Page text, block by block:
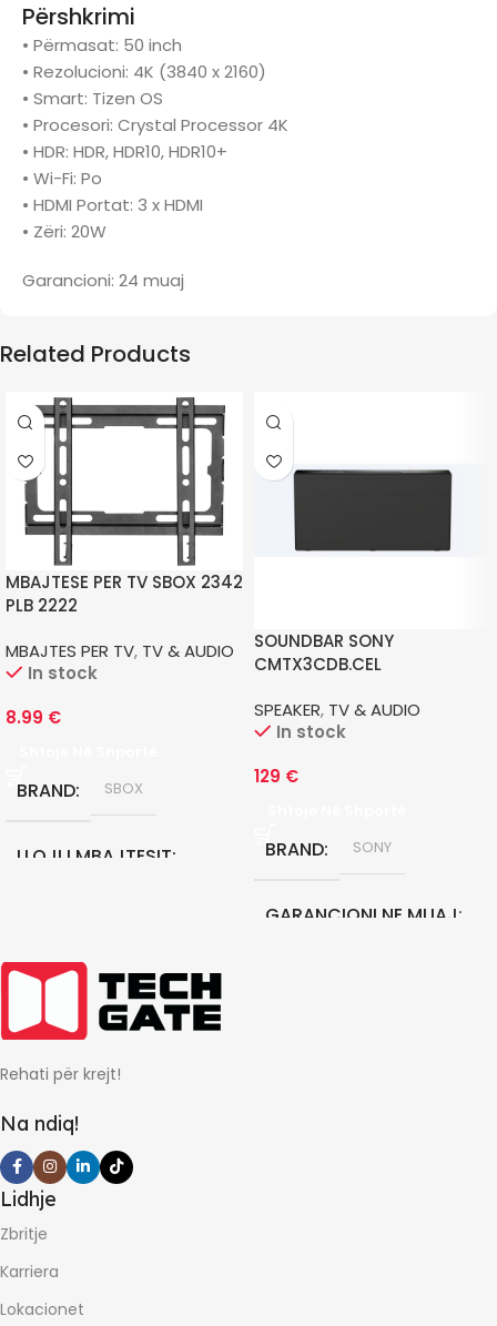
Përshkrimi
• Përmasat: 50 inch
• Rezolucioni: 4K (3840 x 2160)
• Smart: Tizen OS
• Procesori: Crystal Processor 4K
• HDR: HDR, HDR10, HDR10+
• Wi-Fi: Po
• HDMI Portat: 3 x HDMI
• Zëri: 20W
Garancioni: 24 muaj
Related Products
MBAJTESE PER TV SBOX 2342
PLB 2222
MBAJTES PER TV, TV & AUDIO
In stock
8.99 €
BRAND SBOX
LLOJI I MBAJTESIT
GARANCIONI NE MUAJ
0
SOUNDBAR SONY
CMTX3CDB.CEL
SPEAKER, TV & AUDIO
In stock
129 €
BRAND SONY
GARANCIONI NE MUAJ
Rehati për krejt!
Na ndiq!
Lidhje
Zbritje
Karriera
Lokacionet